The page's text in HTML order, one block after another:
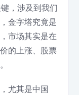
，涉及到我们
金字塔究竟是
市场其实是在
的上涨、股票
尤其是中国